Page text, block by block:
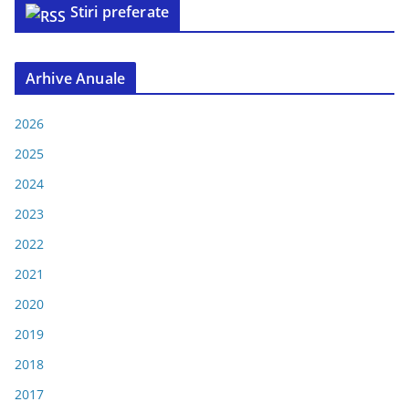
Stiri preferate
Arhive Anuale
2026
2025
2024
2023
2022
2021
2020
2019
2018
2017